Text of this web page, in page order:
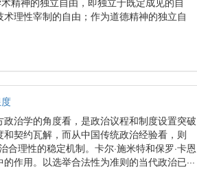
理性宰制的自由；作为道德精神的独立自
治学的角度看，是政治议程和制度设置突破
契约瓦解，而从中国传统政治经验看，则
合理性的稳定机制。卡尔·施米特和保罗·卡恩
作用。以选举合法性为准则的当代政治已···